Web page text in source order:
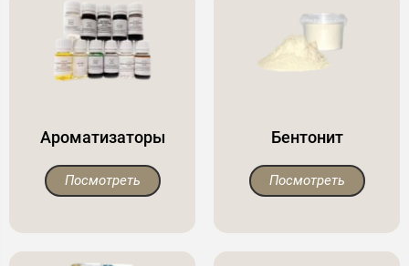
Ароматизаторы
Посмотреть
Бентонит
Посмотреть